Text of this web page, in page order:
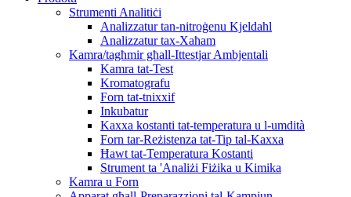
Strumenti Analitiċi
Analizzatur tan-nitroġenu Kjeldahl
Analizzatur tax-Xaħam
Kamra/tagħmir għall-Ittestjar Ambjentali
Kamra tat-Test
Kromatografu
Forn tat-tnixxif
Inkubatur
Kaxxa kostanti tat-temperatura u l-umdità
Forn tar-Reżistenza tat-Tip tal-Kaxxa
Ħawt tat-Temperatura Kostanti
Strument ta 'Analiżi Fiżika u Kimika
Kamra u Forn